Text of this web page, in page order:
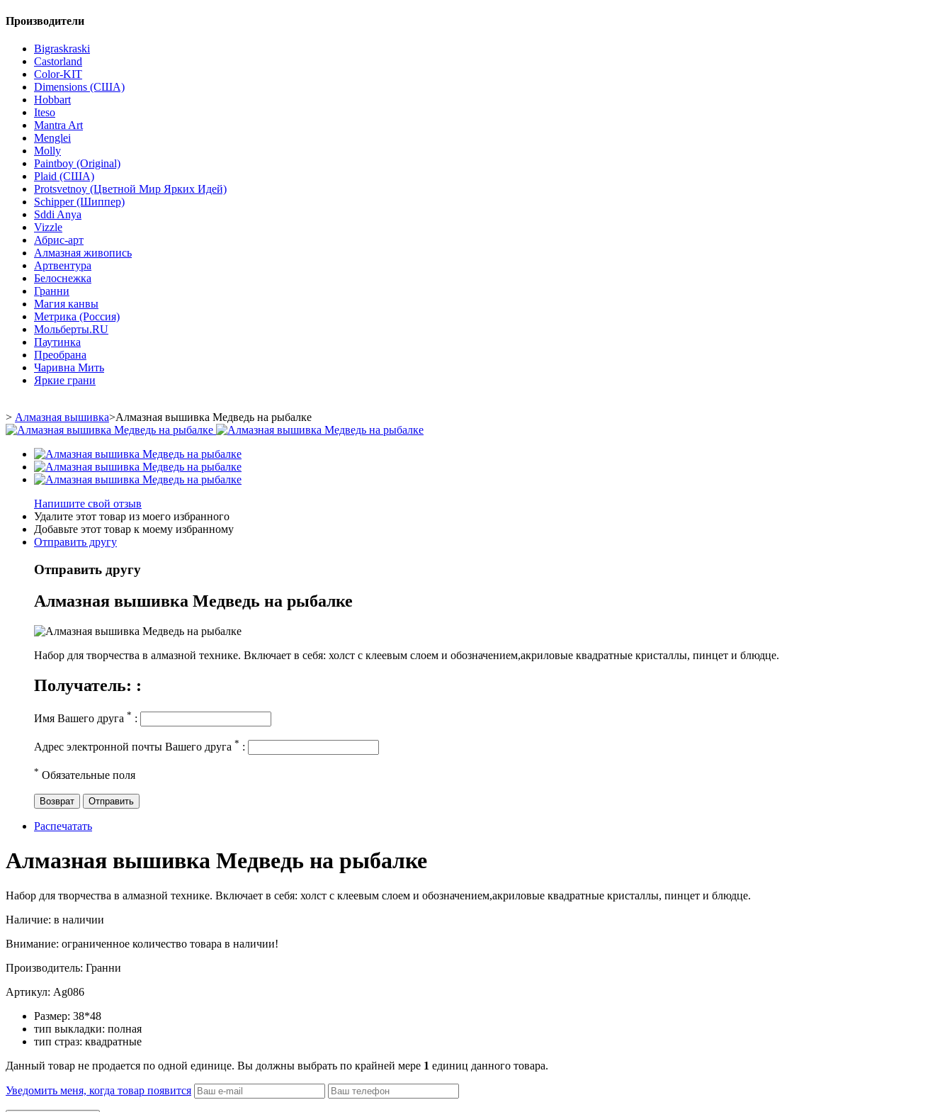
Производители
Bigraskraski
Castorland
Color-KIT
Dimensions (США)
Hobbart
Iteso
Mantra Art
Menglei
Molly
Paintboy (Original)
Plaid (США)
Protsvetnoy (Цветной Мир Ярких Идей)
Schipper (Шиппер)
Sddi Anya
Vizzle
Абрис-арт
Алмазная живопись
Артвентура
Белоснежка
Гранни
Магия канвы
Метрика (Россия)
Мольберты.RU
Паутинка
Преобрана
Чаривна Мить
Яркие грани
> Алмазная вышивка>Алмазная вышивка Медведь на рыбалке
Напишите свой отзыв
Удалите этот товар из моего избранного
Добавьте этот товар к моему избранному
Отправить другу
Отправить другу
Алмазная вышивка Медведь на рыбалке
Набор для творчества в алмазной технике. Включает в себя: холст с клеевым слоем и обозначением,акриловые квадратные кристаллы, пинцет и блюдце.
Получатель: :
Имя Вашего друга * :
Адрес электронной почты Вашего друга * :
* Обязательные поля
Возврат Отправить
Распечатать
Алмазная вышивка Медведь на рыбалке
Набор для творчества в алмазной технике. Включает в себя: холст с клеевым слоем и обозначением,акриловые квадратные кристаллы, пинцет и блюдце.
Наличие: в наличии
Внимание: ограниченное количество товара в наличии!
Производитель: Гранни
Артикул: Ag086
Размер: 38*48
тип выкладки: полная
тип страз: квадратные
Данный товар не продается по одной единице. Вы должны выбрать по крайней мере 1 единиц данного товара.
Уведомить меня, когда товар появится